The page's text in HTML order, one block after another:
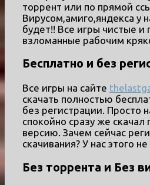
торрент или по прямой
Вирусом,амиго,яндекса у
будет!! Все игры чистые и
взломанные рабочим
Бесплатно и без
Все игры на сайте
скачать полностью
без регистрации. Просто
спокойно сразу же
версию. Зачем сейчас
скачивания? У нас этого
Без торрента и Без